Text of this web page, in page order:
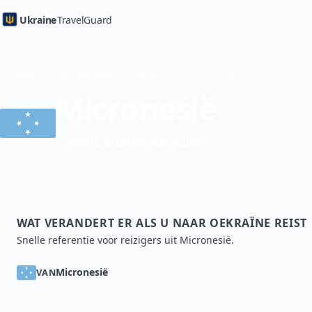
UkraineTravelGuard
WAT VERANDERT ER ALS U NAAR OEKRAÏNE REIST
Snelle referentie voor reizigers uit Micronesië.
VANMicronesië